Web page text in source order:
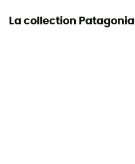
La collection Patagonia